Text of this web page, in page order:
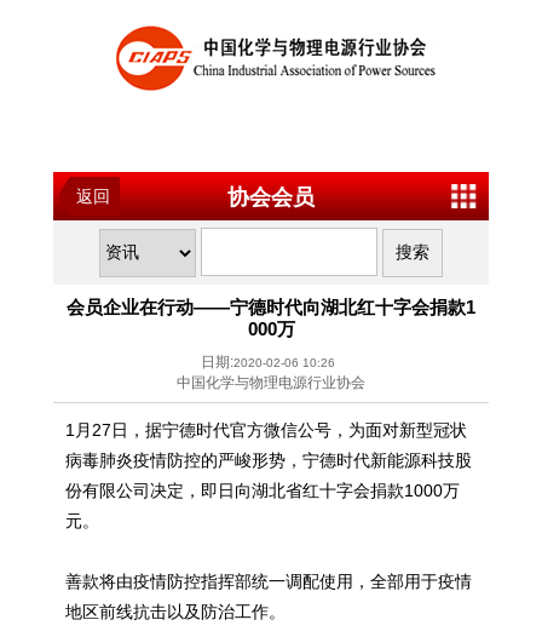
返回 协会会员
会员企业在行动——宁德时代向湖北红十字会捐款1
000万
日期:2020-02-06 10:26
中国化学与物理电源行业协会
1月27日，据宁德时代官方微信公号，为面对新型冠状
病毒肺炎疫情防控的严峻形势，宁德时代新能源科技股
份有限公司决定，即日向湖北省红十字会捐款1000万
元。
善款将由疫情防控指挥部统一调配使用，全部用于疫情
地区前线抗击以及防治工作。